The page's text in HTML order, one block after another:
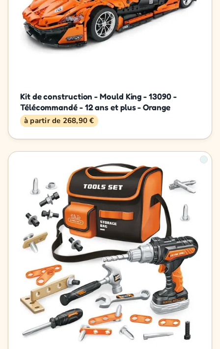
Kit de construction - Mould King - 13090 -
Télécommandé - 12 ans et plus - Orange
à partir de 268,90 €